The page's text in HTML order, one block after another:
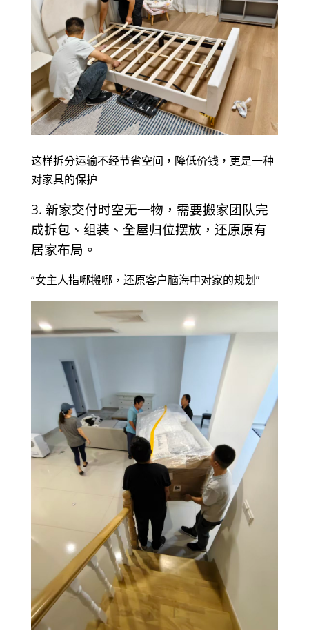
这样拆分运输不经节省空间，降低价钱，更是一种
对家具的保护
3. 新家交付时空无一物，需要搬家团队完
成拆包、组装、全屋归位摆放，还原原有
居家布局。
“女主人指哪搬哪，还原客户脑海中对家的规划”